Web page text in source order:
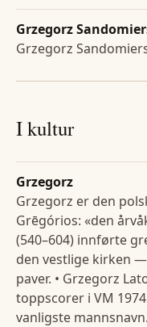
Grzegorz
Grzegorz
I kultur
Grzegorz
Grzegorz er den
Grēgórios: «den
(540–604) innførte
den vestlige kirken
paver. • Grzegorz
toppscorer i VM
vanligste mannsnavn.